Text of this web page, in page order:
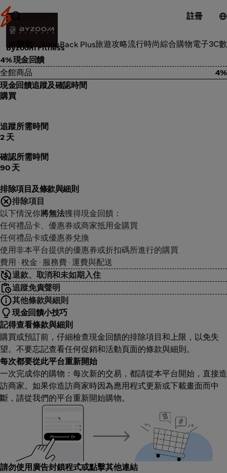
註冊
ShopBack Plus旅遊攻略流行時尚綜合購物電子3C
保健
Byzoom Fitness
4% 現金回饋
全館商品
4%
現金回饋追蹤及確認時間
購買
追蹤所需時間
2 天
確認所需時間
90 天
排除項目及條款與細則
排除項目
以下情況你將無法獲得現金回饋：
任何禮品卡、優惠券或商家抵用金購買
任何禮品卡或優惠券兌換
使用非本平台提供的優惠券或折扣碼所進行的購買
費用 · 稅金 · 服務費 · 運費與配送
退款、取消和未如期入住
追蹤免責聲明
其他條款與細則
現金回饋小技巧
記得查看條款與細則
購買或預訂前，仔細檢查現金回饋的排除項目和上限，以免失
望。不要忘記查看任何促銷和活動頁面的條款與細則。
每次都要從此平台重新開始
一次完成你的購物：每次新的交易，都請從本平台開始，直接造
訪商家。如果你造訪商家時因為應用程式更新或下載畫面而中
斷，請從我們的平台重新開始購物。
請勿使用廣告封鎖程式或點擊其他連結